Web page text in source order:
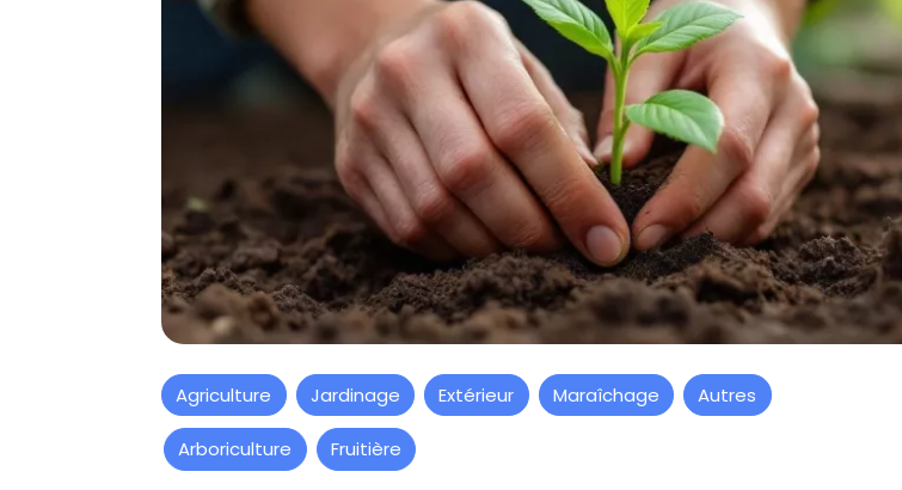
Agriculture Jardinage Extérieur Maraîchage Autres
Arboriculture Fruitière